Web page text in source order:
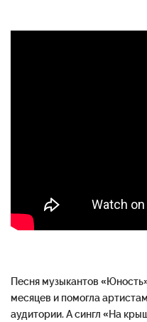
Песня музыкантов
месяцев и помогла
аудитории. А сингл «На